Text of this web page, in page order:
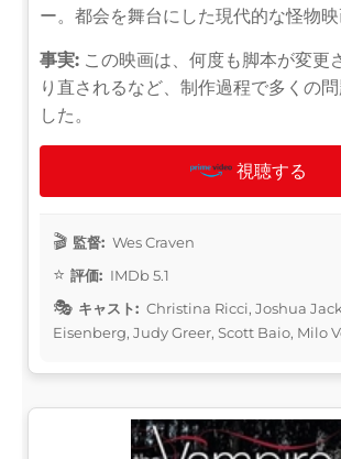
ー。都会を舞台にした現代的な怪物映
事実: この映画は、何度も脚本が変更
り直されるなど、制作過程で多くの
した。
視聴する
監督: Wes Craven
評価: IMDb 5.1
キャスト: Christina Ricci, Joshua
Eisenberg, Judy Greer, Scott Baio, Milo